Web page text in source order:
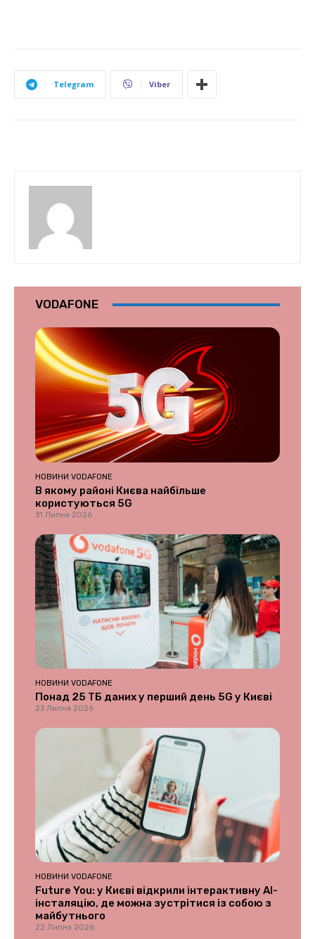
Telegram Viber
VODAFONE
НОВИНИ VODAFONE
В якому районі Києва найбільше
користуються 5G
31 Липня 2026
НОВИНИ VODAFONE
Понад 25 ТБ даних у перший день 5G у Києві
23 Липня 2026
НОВИНИ VODAFONE
Future You: у Києві відкрили інтерактивну AI-
інсталяцію, де можна зустрітися із собою з
майбутнього
22 Липня 2026